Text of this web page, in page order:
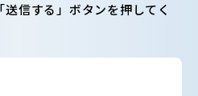
信する」ボタンを押してく